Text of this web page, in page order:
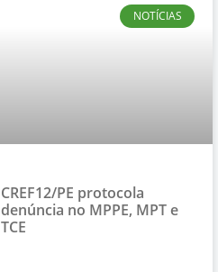
NOTÍCIAS
CREF12/PE protocola
denúncia no MPPE, MPT e
TCE